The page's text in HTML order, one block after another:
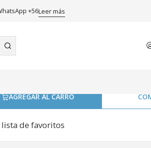
+56Leer más
10 ml.
Ciprofloxacino
AGREGAR AL CARRO
de favoritos